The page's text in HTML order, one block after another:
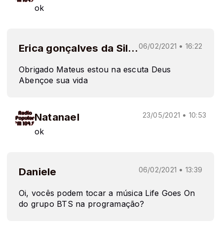
ok
Erica gonçalves da Silva06/02/2021 • 16:22
Obrigado Mateus estou na escuta Deus
Abençoe sua vida
Natanael 23/05/2021 • 10:53
ok
Daniele 06/02/2021 • 13:39
Oi, vocês podem tocar a música Life Goes On
do grupo BTS na programação?